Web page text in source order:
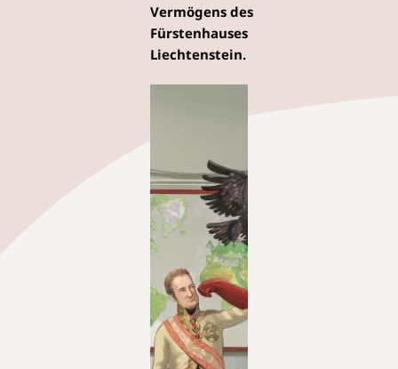
Vermögens des
Fürstenhauses
Liechtenstein.